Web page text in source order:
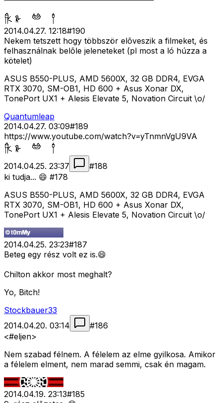
2014.04.27. 12:18#190
Nekem tetszett hogy többször elõveszik a filmeket, és
felhasználnak belõle jeleneteket (pl most a ló húzza a
kötelet)
ASUS B550-PLUS, AMD 5600X, 32 GB DDR4, EVGA
RTX 3070, SM-OB1, HD 600 + Asus Xonar DX,
TonePort UX1 + Alesis Elevate 5, Novation Circuit \o/
Quantumleap
2014.04.27. 03:09#189
https://www.youtube.com/watch?v=yTnmnVgU9VA
2014.04.25. 23:37 #188
ki tudja... 😄 #178
ASUS B550-PLUS, AMD 5600X, 32 GB DDR4, EVGA
RTX 3070, SM-OB1, HD 600 + Asus Xonar DX,
TonePort UX1 + Alesis Elevate 5, Novation Circuit \o/
2014.04.25. 23:23#187
Beteg egy rész volt ez is.😄
Chilton akkor most meghalt?
Yo, Bitch!
Stockbauer33
2014.04.20. 03:14
#186
<#eljen>
Nem szabad félnem. A félelem az elme gyilkosa. Amikor
a félelem elment, nem marad semmi, csak én magam.
2014.04.19. 23:13#185